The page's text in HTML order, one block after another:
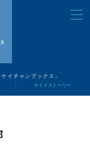
イチャンブックス」
サイドストーリー